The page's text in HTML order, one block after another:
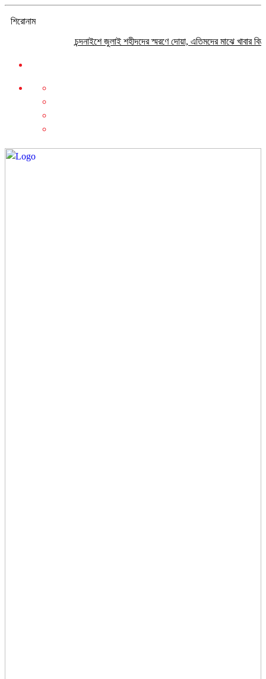
শিরোনাম
চন্দনাইশে জুলাই শহীদদের স্মরণে দোয়া, এতিমদের মাঝে খাবার বিতরণ বছর